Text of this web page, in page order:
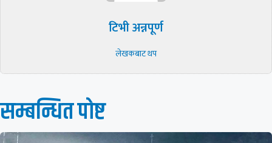
टिभी अन्नपूर्ण
लेखकबाट थप
सम्बन्धित पाेष्ट